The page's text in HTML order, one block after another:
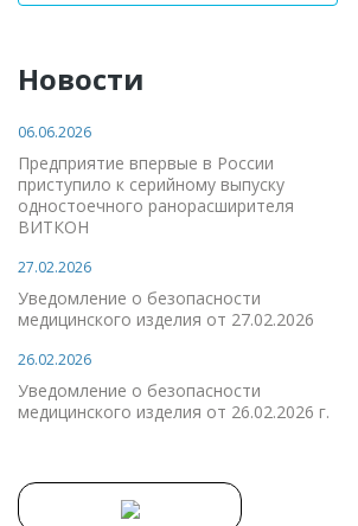
Новости
06.06.2026
Предприятие впервые в России
приступило к серийному выпуску
одностоечного ранорасширителя
ВИТКОН
27.02.2026
Уведомление о безопасности
медицинского изделия от 27.02.2026
26.02.2026
Уведомление о безопасности
медицинского изделия от 26.02.2026 г.